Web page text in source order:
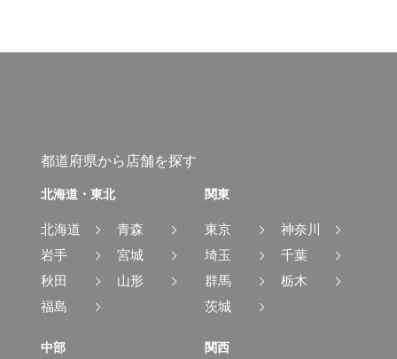
都道府県から店舗を探す
北海道・東北
北海道
青森
岩手
宮城
秋田
山形
福島
関東
東京
神奈川
埼玉
千葉
群馬
栃木
茨城
中部 関西